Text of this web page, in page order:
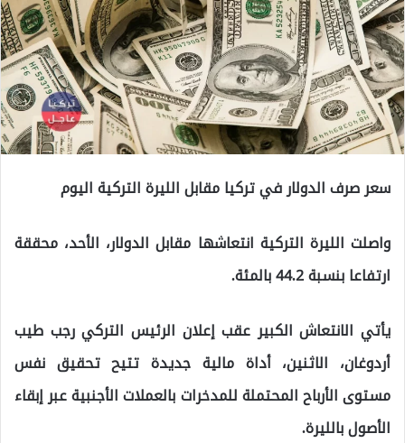
سعر صرف الدولار في تركيا مقابل الليرة التركية اليوم
واصلت الليرة التركية انتعاشها مقابل الدولار، الأحد، محققة
ارتفاعا بنسبة 44.2 بالمئة.
يأتي الانتعاش الكبير عقب إعلان الرئيس التركي رجب طيب
أردوغان، الاثنين، أداة مالية جديدة تتيح تحقيق نفس
مستوى الأرباح المحتملة للمدخرات بالعملات الأجنبية عبر إبقاء
الأصول بالليرة.